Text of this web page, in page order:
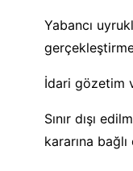
Yabancı
İdari gözetim
Sınır dışı
kararına